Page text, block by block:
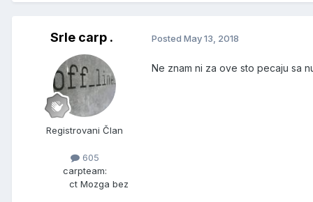
Srle carp .
Registrovani Član
605
carpteam:
ct Mozga bez
Posted May 13, 2018
Ne znam ni za ove sto pecaju sa